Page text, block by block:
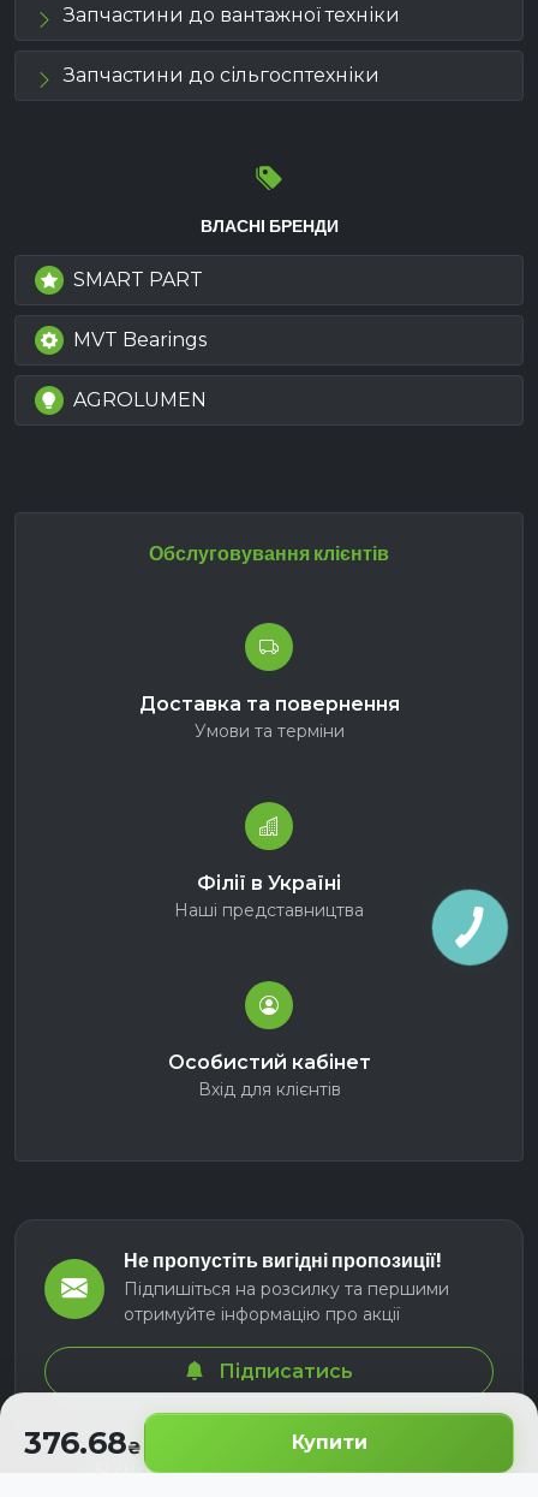
376.68 Купити
Запчастини до вантажної техніки
Запчастини до сільгосптехніки
ВЛАСНІ БРЕНДИ
SMART PART
MVT Bearings
AGROLUMEN
Обслуговування клієнтів
Доставка та повернення
Умови та терміни
Філії в Україні
Наші представництва
Особистий кабінет
Вхід для клієнтів
Не пропустіть вигідні пропозиції!
Підпишіться на розсилку та першими
отримуйте інформацію про акції
Підписатись
© 2026 СЕЛМ АГРО. Всі права захищені.